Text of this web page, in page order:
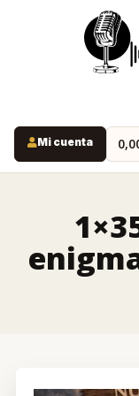
INICIO
YOUTUBE
INSTAGRAM
RUTAS
Mi cuenta